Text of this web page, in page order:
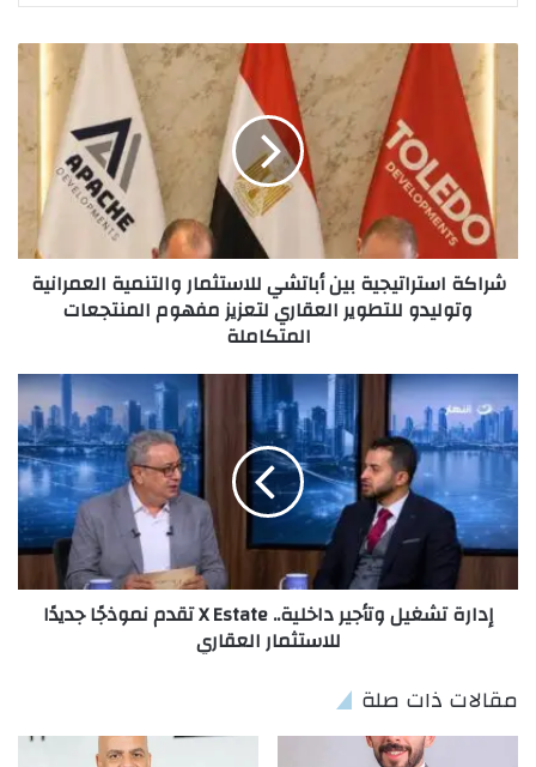
شراكة استراتيجية بين أباتشي للاستثمار والتنمية العمرانية
وتوليدو للتطوير العقاري لتعزيز مفهوم المنتجعات
المتكاملة
إدارة تشغيل وتأجير داخلية.. X Estate تقدم نموذجًا جديدًا
للاستثمار العقاري
مقالات ذات صلة